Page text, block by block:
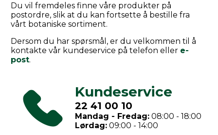
Du vil fremdeles finne våre produkter på
postordre, slik at du kan fortsette å bestille fra
vårt botaniske sortiment.
Dersom du har spørsmål, er du velkommen til å
kontakte vår kundeservice på telefon eller e-
post.
Kundeservice
22 41 00 10
Mandag - Fredag:08:00 - 18:00
Lørdag:09:00 - 14:00